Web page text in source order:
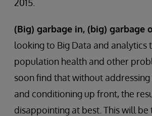
2015.
(Big) garbage in, (big) garbage
looking to Big Data and analytics
population health and other
soon find that without
and conditioning up front, the
disappointing at best. This will be